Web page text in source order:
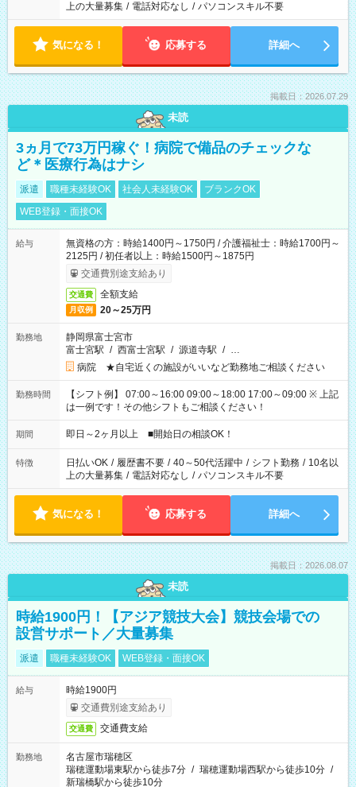
上の大量募集 / 電話対応なし / パソコンスキル不要
気になる！ 応募する 詳細へ
掲載日：2026.07.29
未読
3ヵ月で73万円稼ぐ！病院で備品のチェックな
ど＊医療行為はナシ
派遣 職種未経験OK 社会人未経験OK
ブランクOK
WEB登録・面接OK
給与
無資格の方：時給1400円～1750円 / 介護福祉士：時給1700円～
2125円 / 初任者以上：時給1500円～1875円
交通費別途支給あり
交通費 全額支給
月収例 20～25万円
勤務地
静岡県富士宮市
富士宮駅 / 西富士宮駅 / 源道寺駅 / …
病院 ★自宅近くの施設がいいなど勤務地ご相談ください
勤務時間
【シフト例】 07:00～16:00 09:00～18:00 17:00～09:00 ※ 上記
は一例です！その他シフトもご相談ください！
期間 即日～2ヶ月以上 ■開始日の相談OK！
特徴 日払いOK / 履歴書不要 / 40～50代活躍中 / シフト勤務 / 10名以
上の大量募集 / 電話対応なし / パソコンスキル不要
気になる！ 応募する 詳細へ
掲載日：2026.08.07
未読
時給1900円！【アジア競技大会】競技会場での
設営サポート／大量募集
派遣 職種未経験OK WEB登録・面接OK
給与
時給1900円
交通費別途支給あり
交通費 交通費支給
勤務地
名古屋市瑞穂区
瑞穂運動場東駅から徒歩7分 / 瑞穂運動場西駅から徒歩10分 /
新瑞橋駅から徒歩10分